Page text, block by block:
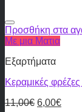
Προσθήκη στα
Με μια Ματια
Εξαρτήματα
Κεραμικές
11,00€ 6,00€